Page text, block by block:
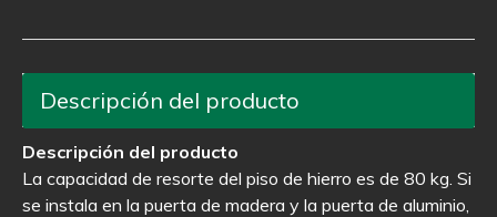
Descripción del producto
Descripción del producto
La capacidad de resorte del piso de hierro es de 80 kg. Si
se instala en la puerta de madera y la puerta de aluminio,